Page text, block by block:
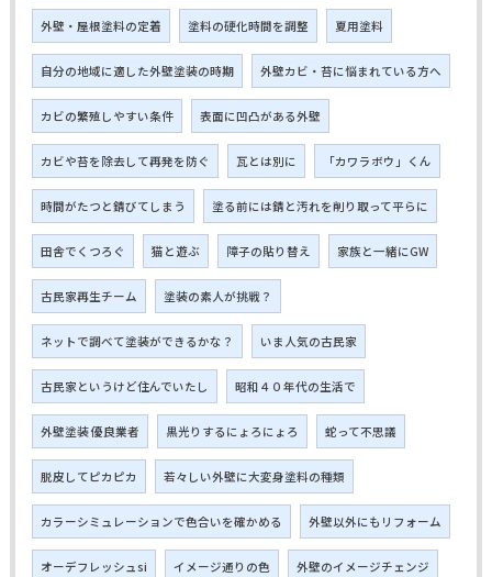
外壁・屋根塗料の定着 塗料の硬化時間を調整 夏用塗料
自分の地域に適した外壁塗装の時期 外壁カビ・苔に悩まれている方へ
カビの繁殖しやすい条件 表面に凹凸がある外壁
カビや苔を除去して再発を防ぐ 瓦とは別に 「カワラボウ」くん
時間がたつと錆びてしまう 塗る前には錆と汚れを削り取って平らに
田舎でくつろぐ 猫と遊ぶ 障子の貼り替え 家族と一緒にGW
古民家再生チーム 塗装の素人が挑戦？
ネットで調べて塗装ができるかな？ いま人気の古民家
古民家というけど住んでいたし 昭和４０年代の生活で
外壁塗装 優良業者 黒光りするにょろにょろ 蛇って不思議
脱皮してピカピカ 若々しい外壁に大変身塗料の種類
カラーシミュレーションで色合いを確かめる 外壁以外にもリフォーム
オーデフレッシュsi イメージ通りの色 外壁のイメージチェンジ